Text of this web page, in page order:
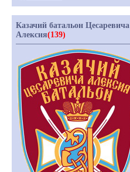
Казачий батальон Цесаревича
Алексия(139)